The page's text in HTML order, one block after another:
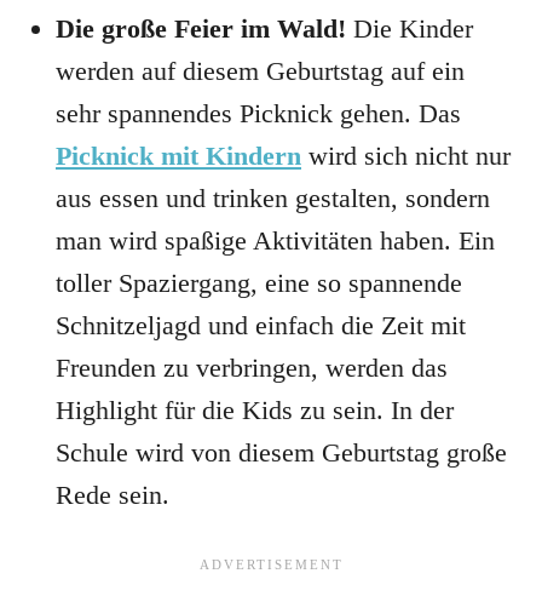
Die große Feier im Wald! Die Kinder
werden auf diesem Geburtstag auf ein
sehr spannendes Picknick gehen. Das
Picknick mit Kindern wird sich nicht nur
aus essen und trinken gestalten, sondern
man wird spaßige Aktivitäten haben. Ein
toller Spaziergang, eine so spannende
Schnitzeljagd und einfach die Zeit mit
Freunden zu verbringen, werden das
Highlight für die Kids zu sein. In der
Schule wird von diesem Geburtstag große
Rede sein.